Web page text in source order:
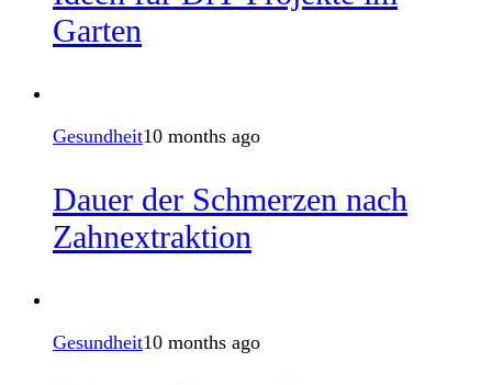
Garten
Gesundheit10 months ago
Dauer der Schmerzen nach
Zahnextraktion
Gesundheit10 months ago